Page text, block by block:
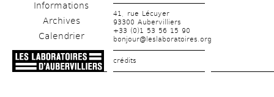
Informations
Archives
Calendrier
41, rue Lécuyer
93300 Aubervilliers
+33 (0)1 53 56 15 90
bonjour@leslaboratoires.org
crédits